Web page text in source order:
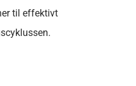
til effektivt